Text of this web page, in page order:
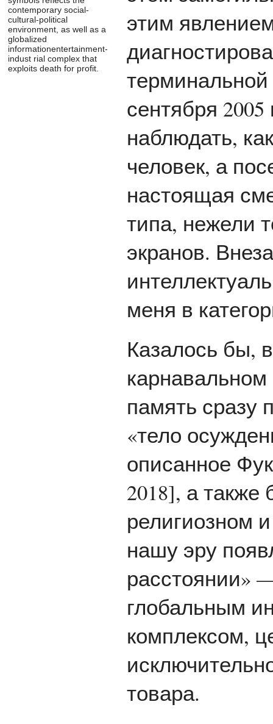
contemporary social-
cultural-political
environment, as well as a
globalized
informationentertainment-
indust rial complex that
exploits death for profit.
этим
сентября
наблюдать,
человек, а
настоящая
типа, нежели
экранов.
меня в
Казалось бы,
память сразу
«тело
описанное
2018], а также
религиозном
нашу эру
расстоянии»
глобальным
комплексом,
товара.